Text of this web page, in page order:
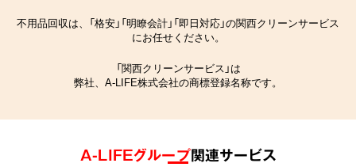
不用品回収は、「格安」「明瞭会計」「即日対応」の関西クリーンサービス
にお任せください。
「関西クリーンサービス」は
弊社、A-LIFE株式会社の商標登録名称です。
A-LIFEグループ関連サービス